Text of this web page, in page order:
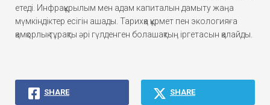
етеді. Инфрақұрылым мен адам капиталын дамыту жаңа
мүмкіндіктер есігін ашады. Тарихқа құрмет пен экологияға
қамқорлық тұрақты әрі гүлденген болашақтың іргетасын қалайды.
SHARE SHARE